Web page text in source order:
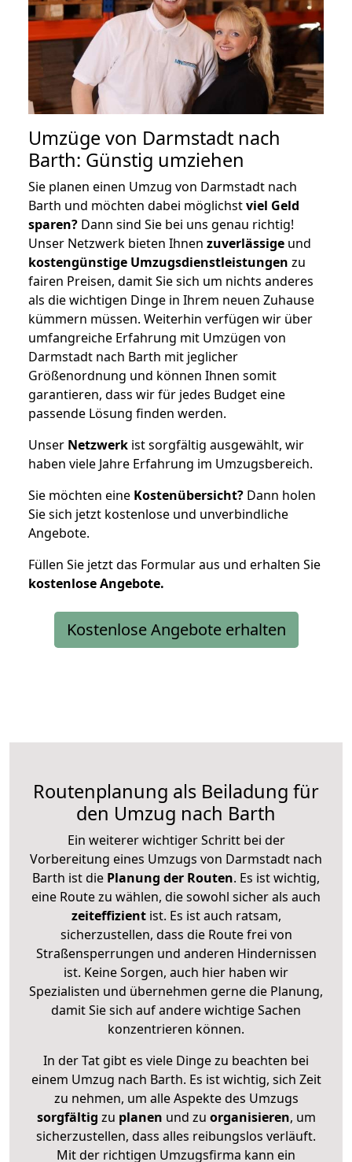
Umzüge von Darmstadt nach
Barth: Günstig umziehen
Sie planen einen Umzug von Darmstadt nach
Barth und möchten dabei möglichstviel Geld
sparen? Dann sind Sie bei uns genau richtig!
Unser Netzwerk bieten Ihnen zuverlässige und
kostengünstige Umzugsdienstleistungen zu
fairen Preisen, damit Sie sich um nichts anderes
als die wichtigen Dinge in Ihrem neuen Zuhause
kümmern müssen. Weiterhin verfügen wir über
umfangreiche Erfahrung mit Umzügen von
Darmstadt nach Barth mit jeglicher
Größenordnung und können Ihnen somit
garantieren, dass wir für jedes Budget eine
passende Lösung finden werden.
Unser Netzwerk ist sorgfältig ausgewählt, wir
haben viele Jahre Erfahrung im Umzugsbereich.
Sie möchten eine Kostenübersicht? Dann holen
Sie sich jetzt kostenlose und unverbindliche
Angebote.
Füllen Sie jetzt das Formular aus und erhalten Sie
kostenloseAngebote.
Kostenlose Angebote erhalten
Routenplanung als Beiladung für
den Umzug nach Barth
Ein weiterer wichtiger Schritt bei der
Vorbereitung eines Umzugs von Darmstadt nach
Barth ist die Planung der Routen. Es ist wichtig,
eine Route zu wählen, die sowohl sicher als auch
zeiteffizientist. Es ist auch ratsam,
sicherzustellen, dass die Route frei von
Straßensperrungen und anderen Hindernissen
ist. Keine Sorgen, auch hier haben wir
Spezialisten und übernehmen gerne die Planung,
damit Sie sich auf andere wichtige Sachen
konzentrieren können.
In der Tat gibt es viele Dinge zu beachten bei
einem Umzug nach Barth. Es ist wichtig, sich Zeit
zu nehmen, um alle Aspekte des Umzugs
sorgfältig zu planen und zu organisieren, um
sicherzustellen, dass alles reibungslos verläuft.
Mit der richtigen Umzugsfirma kann ein